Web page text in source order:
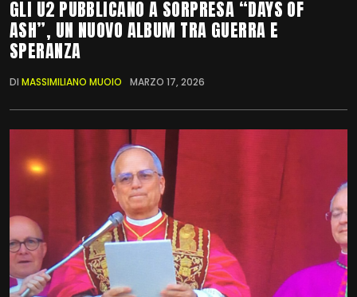
GLI U2 PUBBLICANO A SORPRESA “DAYS OF
ASH”, UN NUOVO ALBUM TRA GUERRA E
SPERANZA
DI MASSIMILIANO MUOIO MARZO 17, 2026